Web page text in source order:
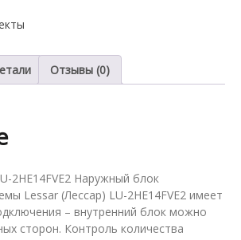
Отзывы (0)
2HE14FVE2 Наружный блок
Lessar (Лессар) LU-2HE14FVE2 имеет
– внутренний блок можно
сторон. Контроль количества